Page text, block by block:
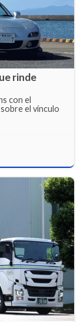
rinde
con el
el vínculo